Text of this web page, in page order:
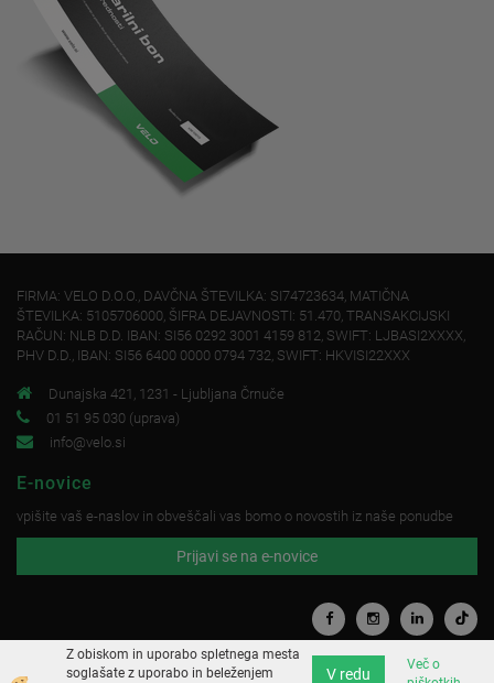
FIRMA: VELO D.O.O., DAVČNA ŠTEVILKA: SI74723634, MATIČNA
ŠTEVILKA: 5105706000, ŠIFRA DEJAVNOSTI: 51.470, TRANSAKCIJSKI
RAČUN: NLB D.D. IBAN: SI56 0292 3001 4159 812, SWIFT: LJBASI2XXXX,
PHV D.D., IBAN: SI56 6400 0000 0794 732, SWIFT: HKVISI22XXX
Dunajska 421, 1231 - Ljubljana Črnuče
01 51 95 030 (uprava)
info@velo.si
E-novice
vpišite vaš e-naslov in obveščali vas bomo o novostih iz naše ponudbe
Prijavi se na e-novice
Z obiskom in uporabo spletnega mesta
soglašate z uporabo in beleženjem
V redu
Več o